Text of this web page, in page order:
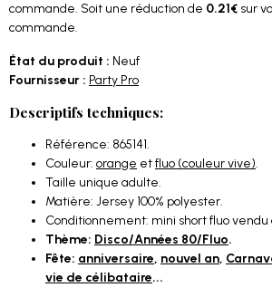
commande. Soit une réduction de 0.21€ sur
commande.
État du produit : Neuf
Fournisseur : Party Pro
Descriptifs techniques:
Référence: 865141.
Couleur: orange etfluo (couleur vive).
Taille unique adulte.
Matière: Jersey 100% polyester.
Conditionnement: mini short fluo vendu
Thème: Disco/Années 80/Fluo.
Fête: anniversaire, nouvel an,
vie de célibataire...